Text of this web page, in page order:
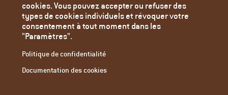
Contact
Mentions Légales
cookies. Vous pouvez accepter ou refuser des
types de cookies individuels et révoquer votre
consentement à tout moment dans les
"Paramètres".
Politique de confidentialité
Documentation des cookies